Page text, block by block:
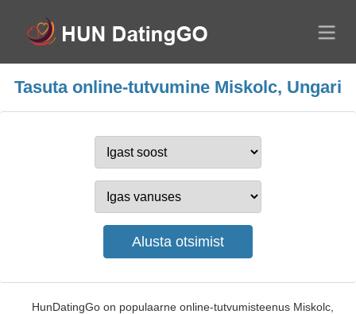
Tasuta online-tutvumine Miskolc, Ungari
HunDatingGo on populaarne online-tutvumisteenus Miskolc,